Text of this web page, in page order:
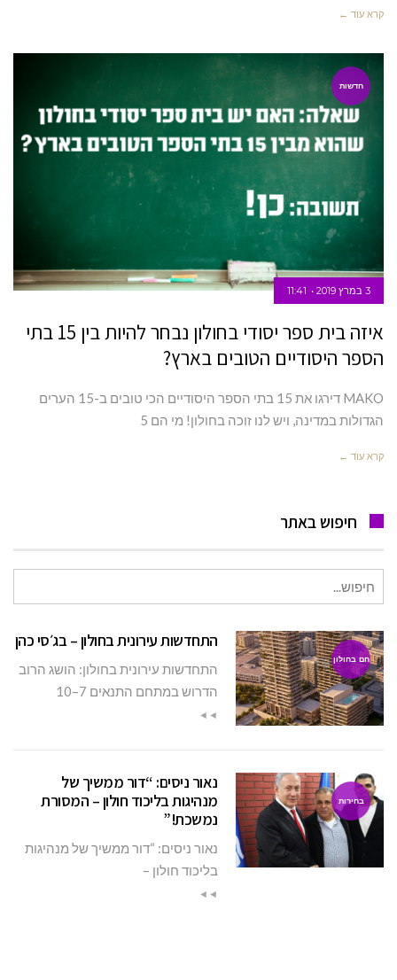
קרא עוד ←
חדשות
3 במרץ 2019 11:41
איזה בית ספר יסודי בחולון נבחר להיות בין 15 בתי
הספר היסודיים הטובים בארץ?
MAKO דירגו את 15 בתי הספר היסודיים הכי טובים ב-15 הערים
הגדולות במדינה, ויש לנו זוכה בחולון! מי הם 5
קרא עוד ←
חיפוש באתר
עבור:
חם בחולון
התחדשות עירונית בחולון – בג׳סי כהן
התחדשות עירונית בחולון: הושג הרוב
הדרוש במתחם התנאים 7–10
◄◄
בחירות
נאור ניסים: “דור ממשיך של
מנהיגות בליכוד חולון – המסורת
נמשכת!”
נאור ניסים: “דור ממשיך של מנהיגות
בליכוד חולון –
◄◄